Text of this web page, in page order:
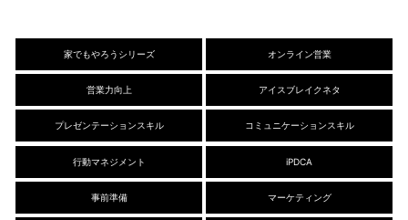
家でもやろうシリーズ オンライン営業
営業力向上 アイスブレイクネタ
プレゼンテーションスキル コミュニケーションスキル
行動マネジメント iPDCA
事前準備 マーケティング